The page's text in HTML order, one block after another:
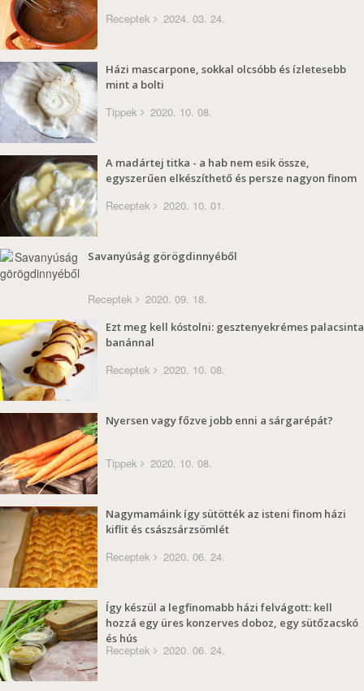
Receptek 2024. 03. 24.
Házi mascarpone, sokkal olcsóbb és ízletesebb
mint a bolti
Tippek 2020. 10. 08.
A madártej titka - a hab nem esik össze,
egyszerűen elkészíthető és persze nagyon finom
Receptek 2020. 10. 01.
Savanyúság görögdinnyéből
Receptek 2020. 09. 18.
Ezt meg kell kóstolni: gesztenyekrémes palacsinta
banánnal
Receptek 2020. 10. 08.
Nyersen vagy főzve jobb enni a sárgarépát?
Tippek 2020. 10. 08.
Nagymamáink így sütötték az isteni finom házi
kiflit és császsárzsömlét
Receptek 2020. 06. 24.
Így készül a legfinomabb házi felvágott: kell
hozzá egy üres konzerves doboz, egy sütőzacskó
és hús
Receptek 2020. 06. 24.